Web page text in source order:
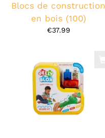
Blocs de construction
en bois (100)
€37.99